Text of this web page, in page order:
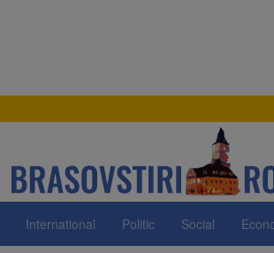
International Politic Social